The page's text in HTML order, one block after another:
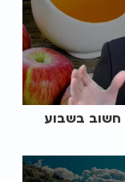
חשוב בשבוע